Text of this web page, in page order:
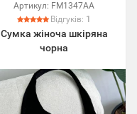
Артикул: FM1347AA
Відгуків: 1
Сумка жіноча шкіряна
чорна